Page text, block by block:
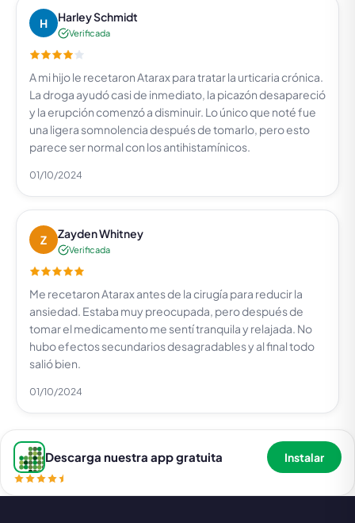
H Harley Schmidt
Verificada
A mi hijo le recetaron Atarax para tratar la urticaria crónica.
La droga ayudó casi de inmediato, la picazón desapareció
y la erupción comenzó a disminuir. Lo único que noté fue
una ligera somnolencia después de tomarlo, pero esto
parece ser normal con los antihistamínicos.
01/10/2024
Z Zayden Whitney
Verificada
Me recetaron Atarax antes de la cirugía para reducir la
ansiedad. Estaba muy preocupada, pero después de
tomar el medicamento me sentí tranquila y relajada. No
hubo efectos secundarios desagradables y al final todo
salió bien.
01/10/2024
Descarga nuestra app gratuita Instalar